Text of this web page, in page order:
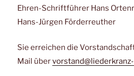
Ehren-Schriftführer Hans
Hans-Jürgen Förderreuther
Sie erreichen die
Mail über